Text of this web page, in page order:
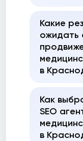
Какие
ожидать
в
Как
SEO
в